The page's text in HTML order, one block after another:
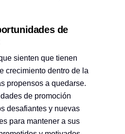
de
sienten que tienen
crecimiento dentro de la
propensos a quedarse.
de promoción
desafiantes y nuevas
para mantener a sus